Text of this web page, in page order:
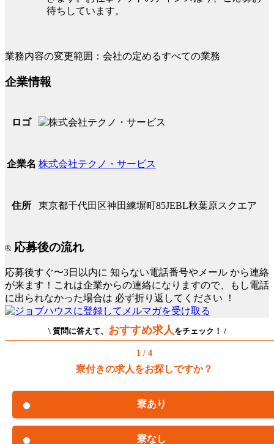
待ちしています。
業務内容の変更範囲：会社の定めるすべての業務
企業情報
ロゴ
企業名 株式会社テクノ・サービス
住所 東京都千代田区神田練塀町85JEBL秋葉原スクエア
応募後の流れ
応募後すぐ〜3日以内に 知らない電話番号やメール から連絡
が来ます！これは企業からの連絡になりますので、もし電話
に出られなかった場合は 必ず折り返してください ！
\ 質問に答えて、 おすすめ求人をチェック！ /
1 / 4
寮付きの求人をお探しですか？
寮あり
寮なし